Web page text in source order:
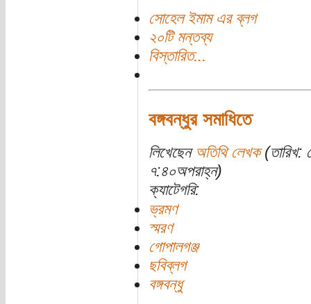
সোহেল ইমাম এর ব্লগ
২০টি মন্তব্য
বিস্তারিত...
বঙ্গবন্ধুর সমাধিতে
লিখেছেন অতিথি লেখক(তারিখ:
৭:৪০অপরাহ্ন)
ক্যাটেগরি:
ভ্রমণ
স্মরণ
গোপালগঞ্জ
ছবিব্লগ
বঙ্গবন্ধু